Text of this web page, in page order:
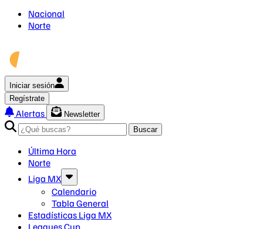
Nacional
Norte
Iniciar sesión
Regístrate
Alertas
Newsletter
Buscar
Última Hora
Norte
Liga MX
Calendario
Tabla General
Estadísticas Liga MX
Leagues Cup